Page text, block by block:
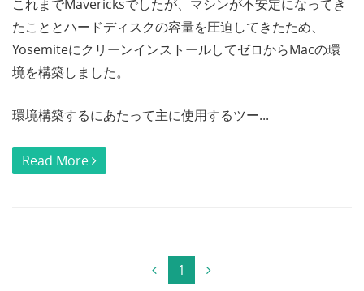
これまでMavericksでしたが、マシンが不安定になってき
たこととハードディスクの容量を圧迫してきたため、
YosemiteにクリーンインストールしてゼロからMacの環
境を構築しました。
環境構築するにあたって主に使用するツー...
Read More
1